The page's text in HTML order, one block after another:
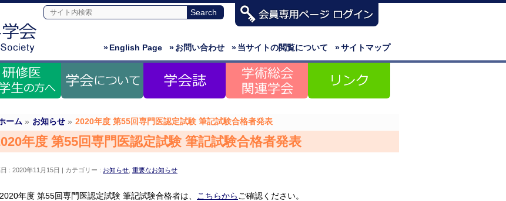
»サイトマップ
»当サイトの閲覧について
»お問い合わせ
»English Page
ーム » お知らせ » 2020年度 第55回専門医認定試験 筆記試験合格者発表
年度 第55回専門医認定試験 筆記試験合格者発表
: 2020年11月15日 カテゴリー : お知らせ 重要なお知らせ
2020年度 第55回専門医認定試験 筆記試験合格者は、 こちらから ご確認ください。